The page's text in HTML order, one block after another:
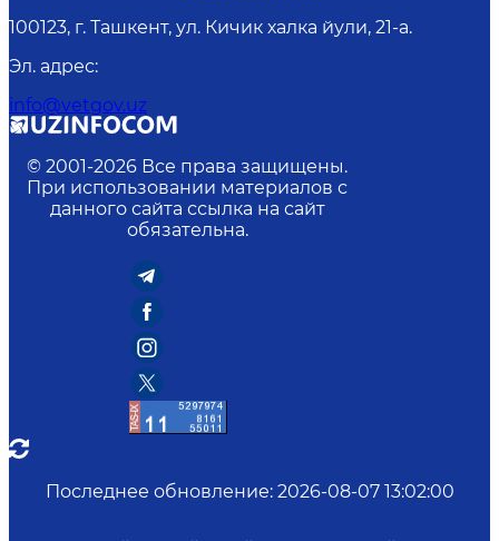
100123, г. Ташкент, ул. Кичик халка йули, 21-а.
Эл. адрес:
info@vetgov.uz
© 2001-2026 Все права защищены.
При использовании материалов с
данного сайта ссылка на сайт
обязательна.
Последнее обновление: 2026-08-07 13:02:00